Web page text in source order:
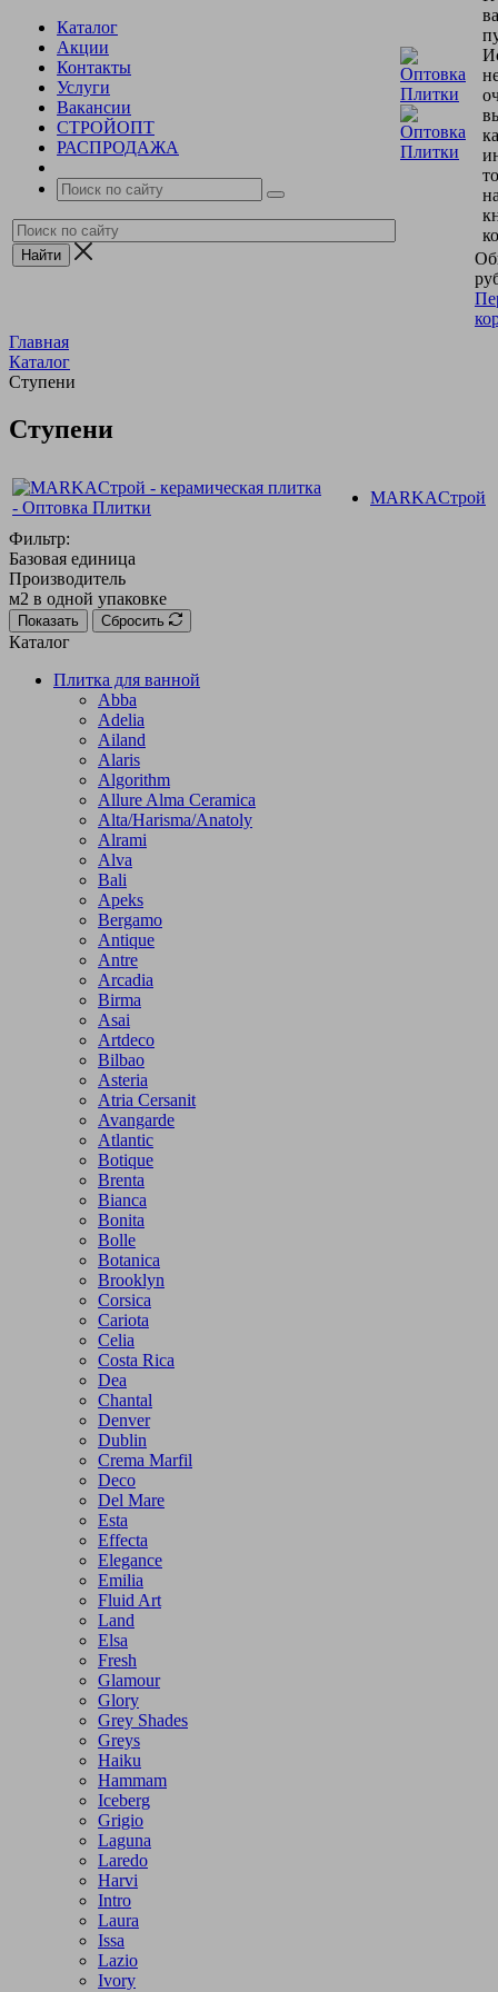
Каталог
Акции
Контакты
Услуги
Вакансии
СТРОЙОПТ
РАСПРОДАЖА
Главная
Каталог
Ступени
Ступени
МARKAСтрой
Фильтр:
Базовая единица
Производитель
м2 в одной упаковке
Показать Сбросить
Каталог
Плитка для ванной
Abba
Adelia
Ailand
Alaris
Algorithm
Allure Alma Ceramica
Alta/Harisma/Anatoly
Alrami
Alva
Bali
Apeks
Bergamo
Antique
Antre
Arcadia
Birma
Asai
Artdeco
Bilbao
Asteria
Atria Cersanit
Avangarde
Atlantic
Botique
Brenta
Bianca
Bonita
Bolle
Botanica
Brooklyn
Corsica
Cariota
Celia
Costa Rica
Dea
Chantal
Denver
Dublin
Crema Marfil
Deco
Del Mare
Esta
Effecta
Elegance
Emilia
Fluid Art
Land
Elsa
Fresh
Glamour
Glory
Grey Shades
Greys
Haiku
Hammam
Iceberg
Grigio
Laguna
Laredo
Harvi
Intro
Laura
Issa
Lazio
Ivory